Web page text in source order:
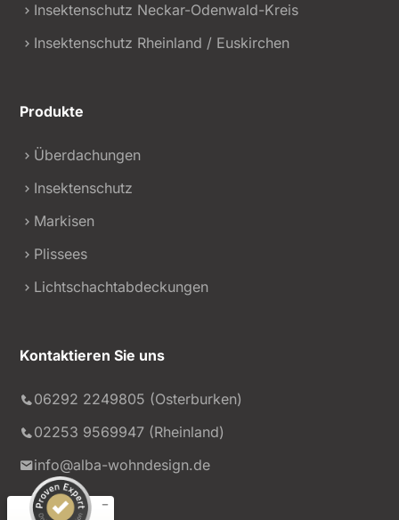
Insektenschutz Neckar-Odenwald-Kreis
Insektenschutz Rheinland / Euskirchen
Produkte
Überdachungen
Insektenschutz
Markisen
Plissees
Lichtschachtabdeckungen
Kontaktieren Sie uns
06292 2249805 (Osterburken)
02253 9569947 (Rheinland)
info@alba-wohndesign.de
alba wohndesign GmbH
99
%
Empfehlungen auf
ProvenExpert.com
SEHR GUT
4,90
/
5,00